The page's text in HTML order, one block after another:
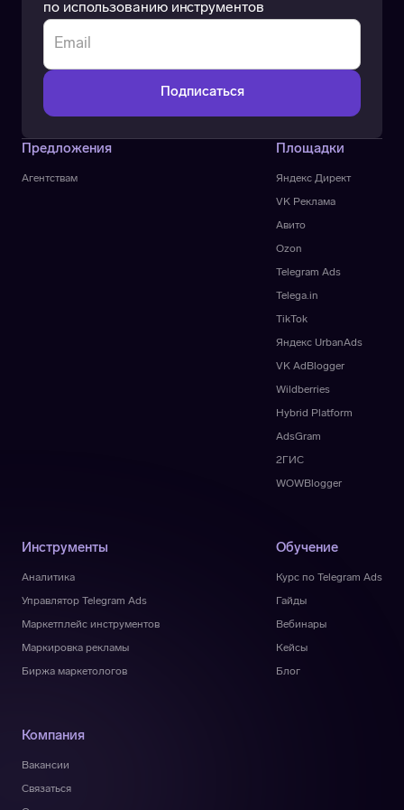
по использованию инструментов
Предложения
Агентствам Яндекс Директ
VK Реклама
Площадки
Авито
Ozon
Telegram Ads
Telega.in
TikTok
Яндекс UrbanAds
VK AdBlogger
Wildberries
Hybrid Platform
AdsGram
2ГИС
WOWBlogger
Инструменты
Аналитика
Управлятор Telegram Ads
Маркетплейс инструментов
Маркировка рекламы
Биржа маркетологов
Обучение
Курс по Telegram Ads
Гайды
Вебинары
Кейсы
Блог
Компания
Вакансии
Связаться